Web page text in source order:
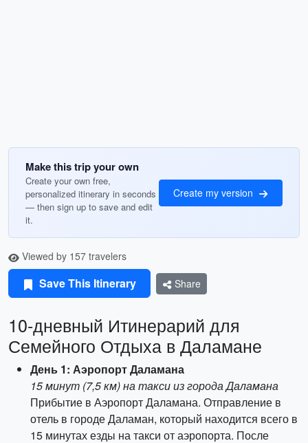
Make this trip your own
Create your own free,
personalized itinerary in seconds
— then sign up to save and edit
it.
Create my version
Viewed by 157 travelers
Save This Itinerary Share
10-дневный Итинерарий для
Семейного Отдыха в Даламане
День 1: Аэропорт Даламана
15 минут (7,5 км) на такси из города Даламана
Прибытие в Аэропорт Даламана. Отправление в
отель в городе Даламан, который находится всего в
15 минутах езды на такси от аэропорта. После